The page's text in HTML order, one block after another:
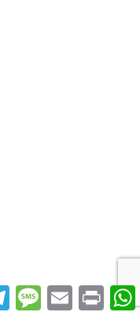
TelegramMessageEmail Print